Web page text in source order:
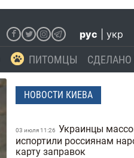
рус укр
ПИТОМЦЫ СДЕЛАНО
НОВОСТИ КИЕВА
03 июля 11:26 Украинцы
испортили россиянам
карту заправок